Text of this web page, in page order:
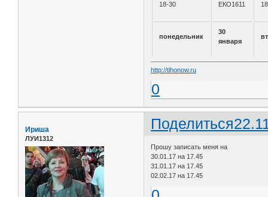
18-30 ЕКО1611
понедельник
30
января
http://tihonow.ru
0
Поделиться
Ириша
ЛУИ1312
Прошу записать меня на
30.01.17 на 17.45
31.01.17 на 17.45
02.02.17 на 17.45